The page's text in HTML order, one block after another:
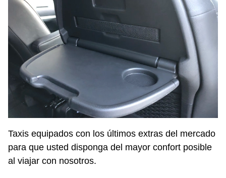
Taxis equipados con los últimos extras del mercado
para que usted disponga del mayor confort posible
al viajar con nosotros.